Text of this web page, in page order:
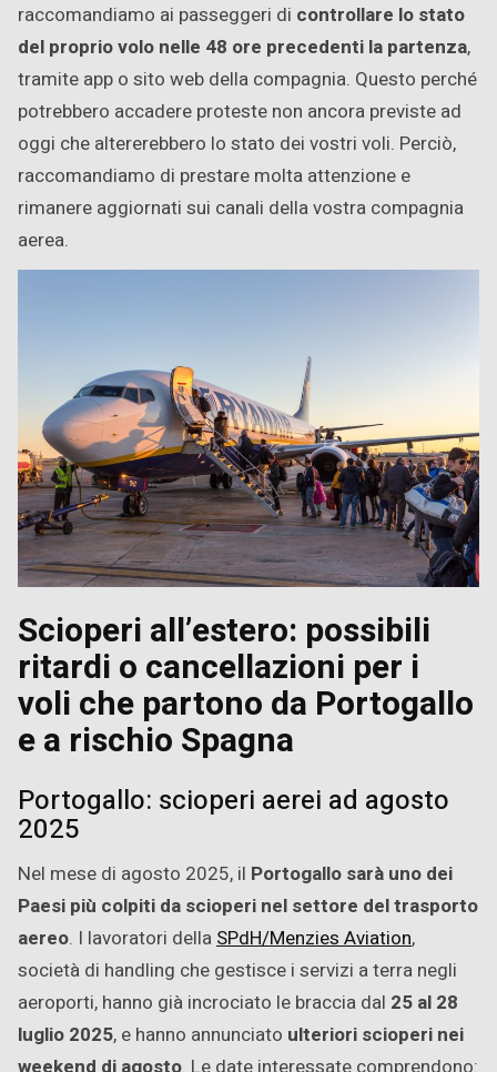
raccomandiamo ai passeggeri di controllare lo stato
del proprio volo nelle 48 ore precedenti la partenza,
tramite app o sito web della compagnia. Questo perché
potrebbero accadere proteste non ancora previste ad
oggi che altererebbero lo stato dei vostri voli. Perciò,
raccomandiamo di prestare molta attenzione e
rimanere aggiornati sui canali della vostra compagnia
aerea.
Scioperi all’estero: possibili
ritardi o cancellazioni per i
voli che partono da Portogallo
e a rischio Spagna
Portogallo: scioperi aerei ad agosto
2025
Nel mese di agosto 2025, il Portogallo sarà uno dei
Paesi più colpiti da scioperi nel settore del trasporto
aereo. I lavoratori dellaSPdH/Menzies Aviation,
società di handling che gestisce i servizi a terra negli
aeroporti, hanno già incrociato le braccia dal 25 al 28
luglio 2025, e hanno annunciato ulteriori scioperi nei